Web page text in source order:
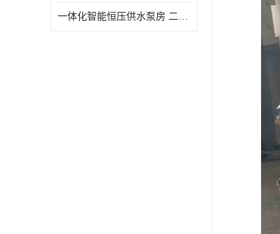
一体化智能恒压供水泵房 二次加压供水设备户外智慧泵房